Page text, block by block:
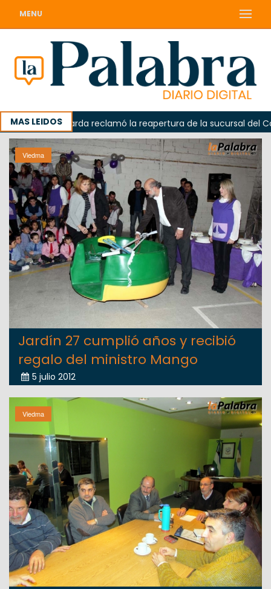
MENU
MAS LEIDOS
Odarda reclamó la reapertura de la sucursal del
Viedma
Jardín 27 cumplió años y recibió
regalo del ministro Mango
5 julio 2012
Viedma